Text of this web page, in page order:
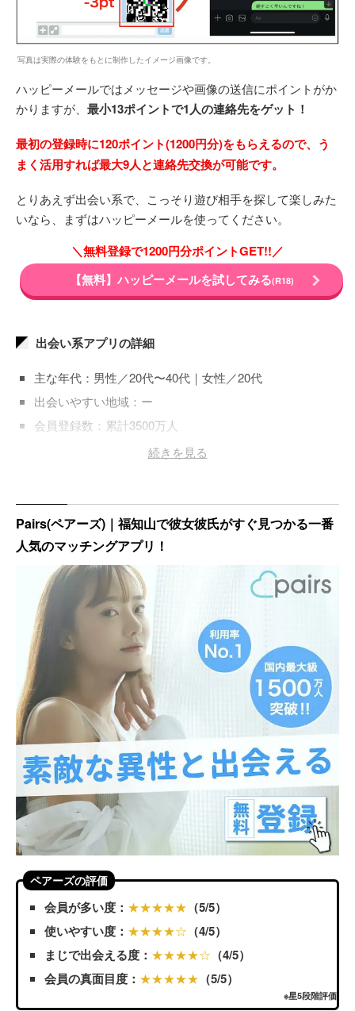
写真は実際の体験をもとに制作したイメージ画像です。
ハッピーメールではメッセージや画像の送信にポイントがか
かりますが、 最小13ポイントで1人の連絡先をゲット！
最初の登録時に120ポイント(1200円分)をもらえるので、う
まく活用すれば最大9人と連絡先交換が可能です。
とりあえず出会い系で、こっそり遊び相手を探して楽しみた
いなら、まずはハッピーメールを使ってください。
＼無料登録で1200円分ポイントGET!!／
【無料】ハッピーメールを試してみる(R18)
出会い系アプリの詳細
主な年代：男性／20代〜40代｜女性／20代
出会いやすい地域：ー
会員登録数：累計3500万人
登録料金：男性／無料｜女性／無料
続きを見る
Pairs(ペアーズ)｜福知山で彼女彼氏がすぐ見つかる一番
人気のマッチングアプリ！
ペアーズの評価
会員が多い度： ★★★★★ （5/5）
使いやすい度： ★★★★☆ （4/5）
まじで出会える度： ★★★★☆ （4/5）
会員の真面目度： ★★★★★ （5/5）
※星5段階評価